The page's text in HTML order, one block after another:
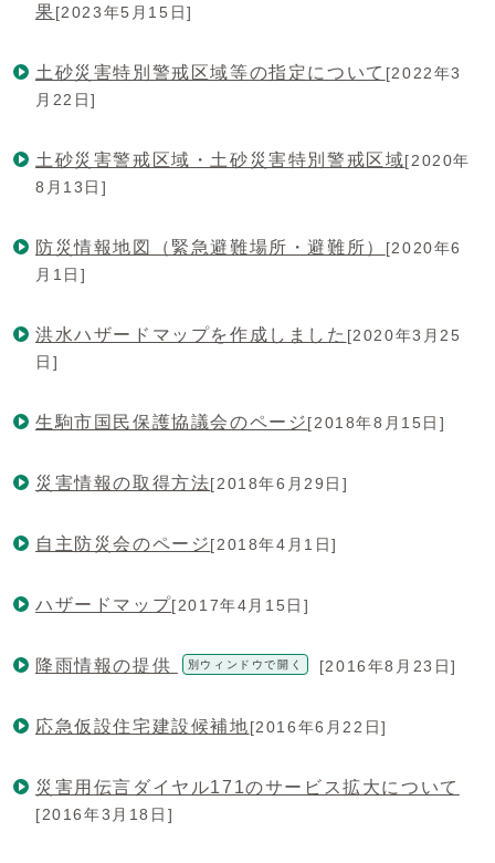
果[2023年5月15日]
土砂災害特別警戒区域等の指定について [2022年3
月22日]
土砂災害警戒区域・土砂災害特別警戒区域[2020年
8月13日]
防災情報地図（緊急避難場所・避難所）
[2020年6
月1日]
洪水ハザードマップを作成しました [2020年3月25
日]
生駒市国民保護協議会のページ[2018年8月15日]
災害情報の取得方法[2018年6月29日]
自主防災会のページ[2018年4月1日]
ハザードマップ[2017年4月15日]
降雨情報の提供 別ウィンドウで開く [2016年8月23日]
応急仮設住宅建設候補地[2016年6月22日]
災害用伝言ダイヤル171のサービス拡大について
[2016年3月18日]